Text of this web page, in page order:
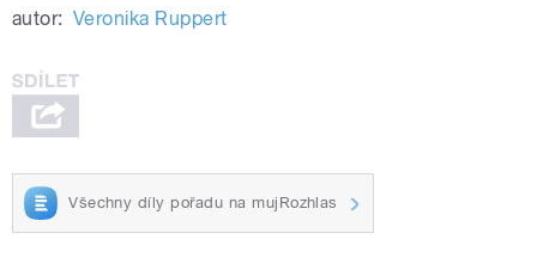
autor: Veronika Ruppert
Všechny díly pořadu na mujRozhlas